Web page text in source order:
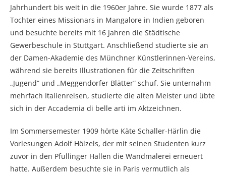
Jahrhundert bis weit in die 1960er Jahre. Sie wurde 1877 als
Tochter eines Missionars in Mangalore in Indien geboren
und besuchte bereits mit 16 Jahren die Städtische
Gewerbeschule in Stuttgart. Anschließend studierte sie an
der Damen-Akademie des Münchner Künstlerinnen-Vereins,
während sie bereits Illustrationen für die Zeitschriften
„Jugend“ und „Meggendorfer Blätter“ schuf. Sie unternahm
mehrfach Italienreisen, studierte die alten Meister und übte
sich in der Accademia di belle arti im Aktzeichnen.
Im Sommersemester 1909 hörte Käte Schaller-Härlin die
Vorlesungen Adolf Hölzels, der mit seinen Studenten kurz
zuvor in den Pfullinger Hallen die Wandmalerei erneuert
hatte. Außerdem besuchte sie in Paris vermutlich als